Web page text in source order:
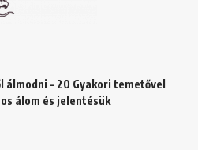
álmodni – 20 Gyakori temetővel
álom és jelentésük